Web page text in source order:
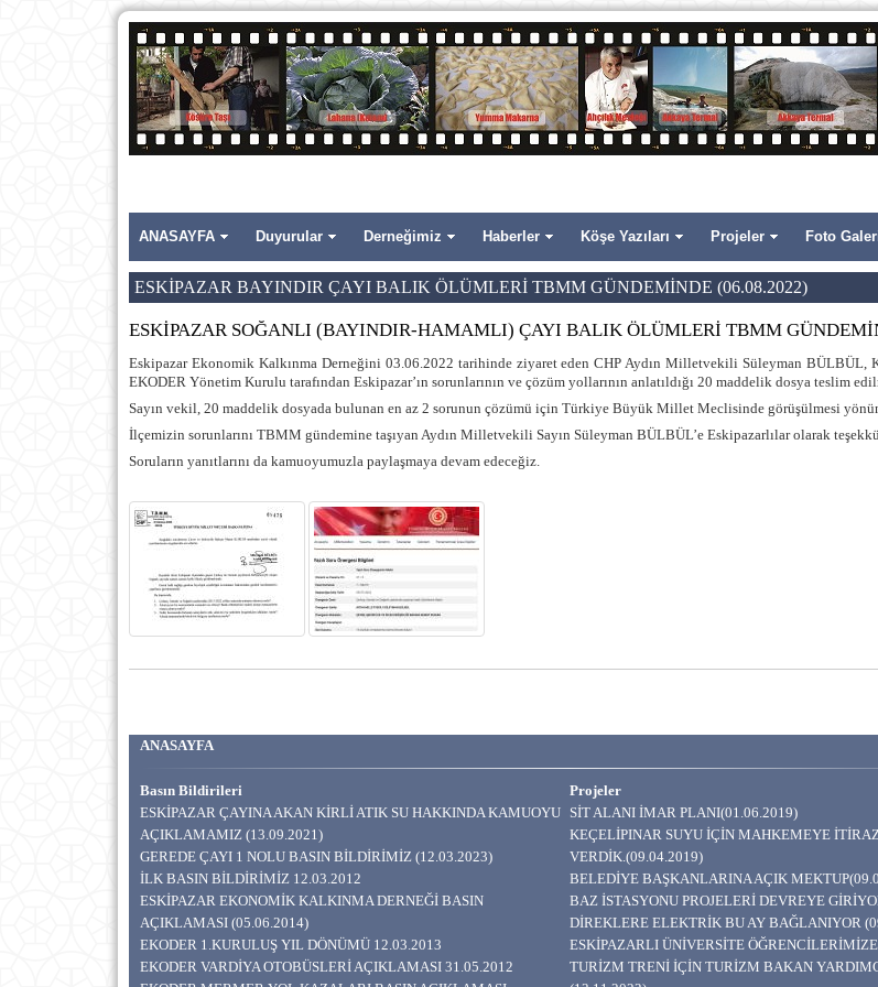
ANASAYFA Duyurular Derneğimiz Haberler Köşe Yazıları Projeler Foto
ESKİPAZAR BAYINDIR ÇAYI BALIK ÖLÜMLERİ TBMM GÜNDEMİNDE (06.08.2022)
ESKİPAZAR SOĞANLI (BAYINDIR-HAMAMLI) ÇAYI BALIK ÖLÜMLERİ TBMM
Eskipazar Ekonomik Kalkınma Derneğini 03.06.2022 tarihinde ziyaret eden CHP Aydın Milletvekili Süleyman BÜLBÜL,
EKODER Yönetim Kurulu tarafından Eskipazar’ın sorunlarının ve çözüm yollarının anlatıldığı 20 maddelik dosya teslim
Sayın vekil, 20 maddelik dosyada bulunan en az 2 sorunun çözümü için Türkiye Büyük Millet Meclisinde görüşülmesi
İlçemizin sorunlarını TBMM gündemine taşıyan Aydın Milletvekili Sayın Süleyman BÜLBÜL’e Eskipazarlılar olarak
Soruların yanıtlarını da kamuoyumuzla paylaşmaya devam edeceğiz.
ANASAYFA
Basın Bildirileri
ESKİPAZAR ÇAYINA AKAN KİRLİ ATIK SU HAKKINDA KAMUOYU
AÇIKLAMAMIZ (13.09.2021)
GEREDE ÇAYI 1 NOLU BASIN BİLDİRİMİZ (12.03.2023)
İLK BASIN BİLDİRİMİZ 12.03.2012
ESKİPAZAR EKONOMİK KALKINMA DERNEĞİ BASIN
AÇIKLAMASI (05.06.2014)
EKODER 1.KURULUŞ YIL DÖNÜMÜ 12.03.2013
EKODER VARDİYA OTOBÜSLERİ AÇIKLAMASI 31.05.2012
Projeler
SİT ALANI İMAR PLANI(01.06.2019)
KEÇELİPINAR SUYU İÇİN MAHKEMEYE
VERDİK.(09.04.2019)
BELEDİYE BAŞKANLARINA AÇIK
BAZ İSTASYONU PROJELERİ DEVREYE
DİREKLERE ELEKTRİK BU AY BAĞLANIYOR
ESKİPAZARLI ÜNİVERSİTE
TURİZM TRENİ İÇİN TURİZM BAKAN